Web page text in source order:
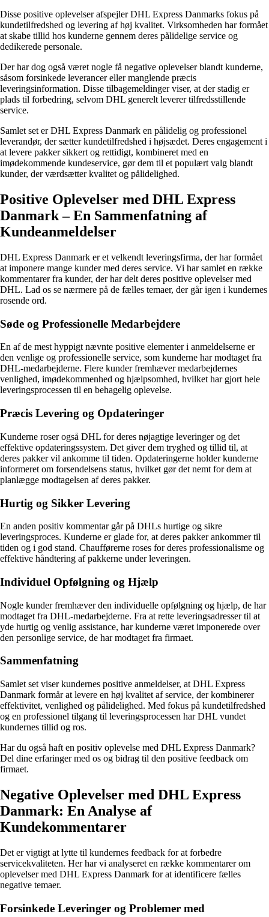
Disse positive oplevelser afspejler DHL Express Danmarks fokus på
kundetilfredshed og levering af høj kvalitet. Virksomheden har formået
at skabe tillid hos kunderne gennem deres pålidelige service og
dedikerede personale.
Der har dog også været nogle få negative oplevelser blandt kunderne,
såsom forsinkede leverancer eller manglende præcis
leveringsinformation. Disse tilbagemeldinger viser, at der stadig er
plads til forbedring, selvom DHL generelt leverer tilfredsstillende
service.
Samlet set er DHL Express Danmark en pålidelig og professionel
leverandør, der sætter kundetilfredshed i højsædet. Deres engagement i
at levere pakker sikkert og rettidigt, kombineret med en
imødekommende kundeservice, gør dem til et populært valg blandt
kunder, der værdsætter kvalitet og pålidelighed.
Positive Oplevelser med DHL Express
Danmark – En Sammenfatning af
Kundeanmeldelser
DHL Express Danmark er et velkendt leveringsfirma, der har formået
at imponere mange kunder med deres service. Vi har samlet en række
kommentarer fra kunder, der har delt deres positive oplevelser med
DHL. Lad os se nærmere på de fælles temaer, der går igen i kundernes
rosende ord.
Søde og Professionelle Medarbejdere
En af de mest hyppigt nævnte positive elementer i anmeldelserne er
den venlige og professionelle service, som kunderne har modtaget fra
DHL-medarbejderne. Flere kunder fremhæver medarbejdernes
venlighed, imødekommenhed og hjælpsomhed, hvilket har gjort hele
leveringsprocessen til en behagelig oplevelse.
Præcis Levering og Opdateringer
Kunderne roser også DHL for deres nøjagtige leveringer og det
effektive opdateringssystem. Det giver dem tryghed og tillid til, at
deres pakker vil ankomme til tiden. Opdateringerne holder kunderne
informeret om forsendelsens status, hvilket gør det nemt for dem at
planlægge modtagelsen af deres pakker.
Hurtig og Sikker Levering
En anden positiv kommentar går på DHLs hurtige og sikre
leveringsproces. Kunderne er glade for, at deres pakker ankommer til
tiden og i god stand. Chaufførerne roses for deres professionalisme og
effektive håndtering af pakkerne under leveringen.
Individuel Opfølgning og Hjælp
Nogle kunder fremhæver den individuelle opfølgning og hjælp, de har
modtaget fra DHL-medarbejderne. Fra at rette leveringsadresser til at
yde hurtig og venlig assistance, har kunderne været imponerede over
den personlige service, de har modtaget fra firmaet.
Sammenfatning
Samlet set viser kundernes positive anmeldelser, at DHL Express
Danmark formår at levere en høj kvalitet af service, der kombinerer
effektivitet, venlighed og pålidelighed. Med fokus på kundetilfredshed
og en professionel tilgang til leveringsprocessen har DHL vundet
kundernes tillid og ros.
Har du også haft en positiv oplevelse med DHL Express Danmark?
Del dine erfaringer med os og bidrag til den positive feedback om
firmaet.
Negative Oplevelser med DHL Express
Danmark: En Analyse af
Kundekommentarer
Det er vigtigt at lytte til kundernes feedback for at forbedre
servicekvaliteten. Her har vi analyseret en række kommentarer om
oplevelser med DHL Express Danmark for at identificere fælles
negative temaer.
Forsinkede Leveringer og Problemer med